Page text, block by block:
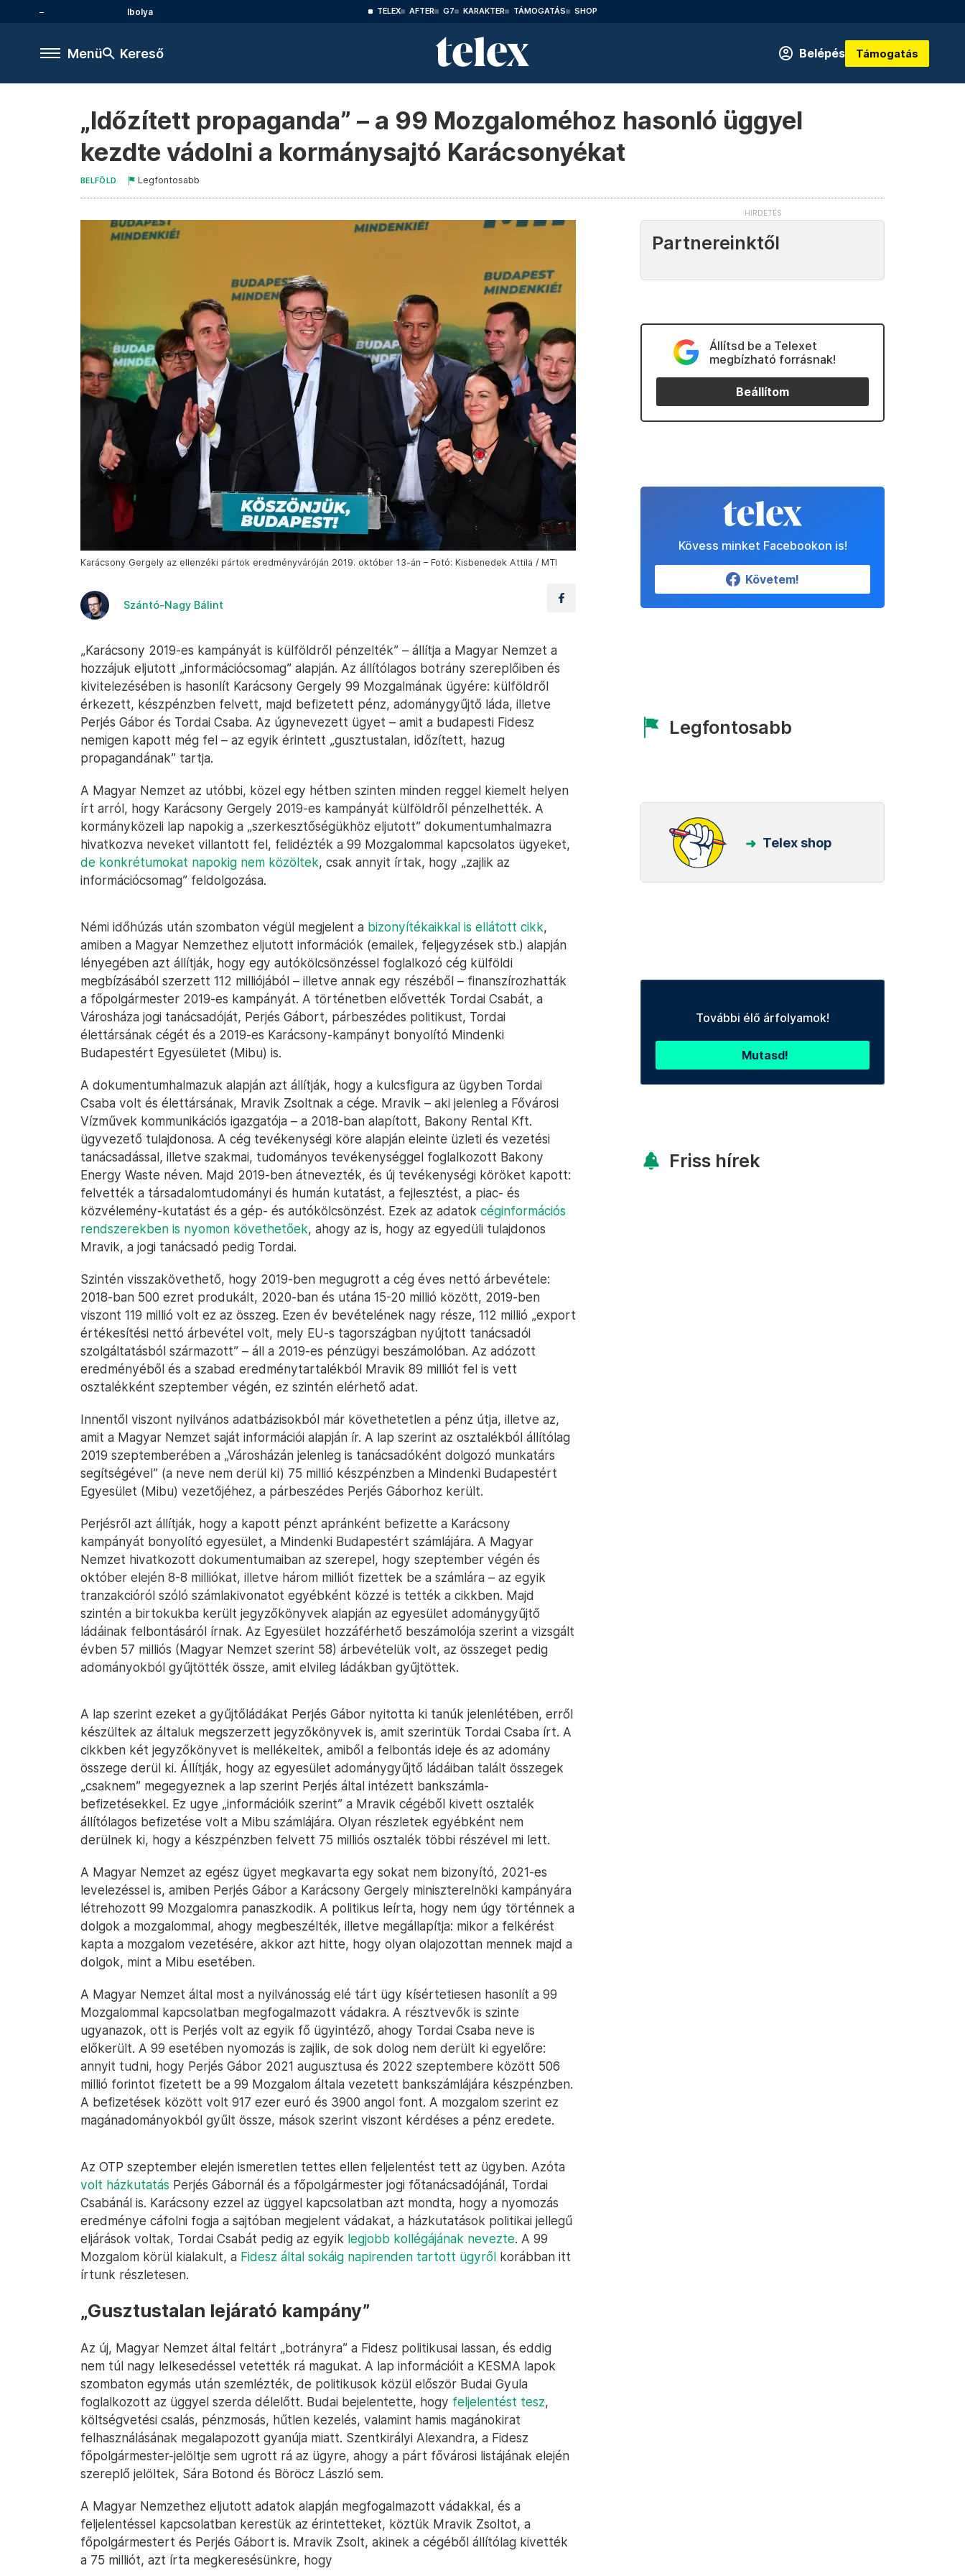
Ibolya TELEX AFTER G7 KARAKTER TÁMOGATÁS SHOP
Menü Kereső Belépés Támogatás
„Időzített propaganda” – a 99 Mozgaloméhoz hasonló üggyel
kezdte vádolni a kormánysajtó Karácsonyékat
BELFÖLD Legfontosabb
Karácsony Gergely az ellenzéki pártok eredményváróján 2019. október 13-án – Fotó: Kisbenedek Attila / MTI
Szántó-Nagy Bálint
„Karácsony 2019-es kampányát is külföldről pénzelték” – állítja a Magyar Nemzet a
hozzájuk eljutott „információcsomag” alapján. Az állítólagos botrány szereplőiben és
kivitelezésében is hasonlít Karácsony Gergely 99 Mozgalmának ügyére: külföldről
érkezett, készpénzben felvett, majd befizetett pénz, adománygyűjtő láda, illetve
Perjés Gábor és Tordai Csaba. Az úgynevezett ügyet – amit a budapesti Fidesz
nemigen kapott még fel – az egyik érintett „gusztustalan, időzített, hazug
propagandának” tartja.
A Magyar Nemzet az utóbbi, közel egy hétben szinten minden reggel kiemelt helyen
írt arról, hogy Karácsony Gergely 2019-es kampányát külföldről pénzelhették. A
kormányközeli lap napokig a „szerkesztőségükhöz eljutott” dokumentumhalmazra
hivatkozva neveket villantott fel, felidézték a 99 Mozgalommal kapcsolatos ügyeket,
de konkrétumokat napokig nem közöltek, csak annyit írtak, hogy „zajlik az
információcsomag” feldolgozása.
Némi időhúzás után szombaton végül megjelent a bizonyítékaikkal is ellátott cikk,
amiben a Magyar Nemzethez eljutott információk (emailek, feljegyzések stb.) alapján
lényegében azt állítják, hogy egy autókölcsönzéssel foglalkozó cég külföldi
megbízásából szerzett 112 milliójából – illetve annak egy részéből – finanszírozhatták
a főpolgármester 2019-es kampányát. A történetben elővették Tordai Csabát, a
Városháza jogi tanácsadóját, Perjés Gábort, párbeszédes politikust, Tordai
élettársának cégét és a 2019-es Karácsony-kampányt bonyolító Mindenki
Budapestért Egyesületet (Mibu) is.
A dokumentumhalmazuk alapján azt állítják, hogy a kulcsfigura az ügyben Tordai
Csaba volt és élettársának, Mravik Zsoltnak a cége. Mravik – aki jelenleg a Fővárosi
Vízművek kommunikációs igazgatója – a 2018-ban alapított, Bakony Rental Kft.
ügyvezető tulajdonosa. A cég tevékenységi köre alapján eleinte üzleti és vezetési
tanácsadással, illetve szakmai, tudományos tevékenységgel foglalkozott Bakony
Energy Waste néven. Majd 2019-ben átnevezték, és új tevékenységi köröket kapott:
felvették a társadalomtudományi és humán kutatást, a fejlesztést, a piac- és
közvélemény-kutatást és a gép- és autókölcsönzést. Ezek az adatok céginformációs
rendszerekben is nyomon követhetőek, ahogy az is, hogy az egyedüli tulajdonos
Mravik, a jogi tanácsadó pedig Tordai.
Szintén visszakövethető, hogy 2019-ben megugrott a cég éves nettó árbevétele:
2018-ban 500 ezret produkált, 2020-ban és utána 15-20 millió között, 2019-ben
viszont 119 millió volt ez az összeg. Ezen év bevételének nagy része, 112 millió „export
értékesítési nettó árbevétel volt, mely EU-s tagországban nyújtott tanácsadói
szolgáltatásból származott” – áll a 2019-es pénzügyi beszámolóban. Az adózott
eredményéből és a szabad eredménytartalékból Mravik 89 milliót fel is vett
osztalékként szeptember végén, ez szintén elérhető adat.
Innentől viszont nyilvános adatbázisokból már követhetetlen a pénz útja, illetve az,
amit a Magyar Nemzet saját információi alapján ír. A lap szerint az osztalékból állítólag
2019 szeptemberében a „Városházán jelenleg is tanácsadóként dolgozó munkatárs
segítségével” (a neve nem derül ki) 75 millió készpénzben a Mindenki Budapestért
Egyesület (Mibu) vezetőjéhez, a párbeszédes Perjés Gáborhoz került.
Perjésről azt állítják, hogy a kapott pénzt apránként befizette a Karácsony
kampányát bonyolító egyesület, a Mindenki Budapestért számlájára. A Magyar
Nemzet hivatkozott dokumentumaiban az szerepel, hogy szeptember végén és
október elején 8-8 milliókat, illetve három milliót fizettek be a számlára – az egyik
tranzakcióról szóló számlakivonatot egyébként közzé is tették a cikkben. Majd
szintén a birtokukba került jegyzőkönyvek alapján az egyesület adománygyűjtő
ládáinak felbontásáról írnak. Az Egyesület hozzáférhető beszámolója szerint a vizsgált
évben 57 milliós (Magyar Nemzet szerint 58) árbevételük volt, az összeget pedig
adományokból gyűjtötték össze, amit elvileg ládákban gyűjtöttek.
A lap szerint ezeket a gyűjtőládákat Perjés Gábor nyitotta ki tanúk jelenlétében, erről
készültek az általuk megszerzett jegyzőkönyvek is, amit szerintük Tordai Csaba írt. A
cikkben két jegyzőkönyvet is mellékeltek, amiből a felbontás ideje és az adomány
összege derül ki. Állítják, hogy az egyesület adománygyűjtő ládáiban talált összegek
„csaknem” megegyeznek a lap szerint Perjés által intézett bankszámla-
befizetésekkel. Ez ugye „információik szerint” a Mravik cégéből kivett osztalék
állítólagos befizetése volt a Mibu számlájára. Olyan részletek egyébként nem
derülnek ki, hogy a készpénzben felvett 75 milliós osztalék többi részével mi lett.
A Magyar Nemzet az egész ügyet megkavarta egy sokat nem bizonyító, 2021-es
levelezéssel is, amiben Perjés Gábor a Karácsony Gergely miniszterelnöki kampányára
létrehozott 99 Mozgalomra panaszkodik. A politikus leírta, hogy nem úgy történnek a
dolgok a mozgalommal, ahogy megbeszélték, illetve megállapítja: mikor a felkérést
kapta a mozgalom vezetésére, akkor azt hitte, hogy olyan olajozottan mennek majd a
dolgok, mint a Mibu esetében.
A Magyar Nemzet által most a nyilvánosság elé tárt ügy kísértetiesen hasonlít a 99
Mozgalommal kapcsolatban megfogalmazott vádakra. A résztvevők is szinte
ugyanazok, ott is Perjés volt az egyik fő ügyintéző, ahogy Tordai Csaba neve is
előkerült. A 99 esetében nyomozás is zajlik, de sok dolog nem derült ki egyelőre:
annyit tudni, hogy Perjés Gábor 2021 augusztusa és 2022 szeptembere között 506
millió forintot fizetett be a 99 Mozgalom általa vezetett bankszámlájára készpénzben.
A befizetések között volt 917 ezer euró és 3900 angol font. A mozgalom szerint ez
magánadományokból gyűlt össze, mások szerint viszont kérdéses a pénz eredete.
Az OTP szeptember elején ismeretlen tettes ellen feljelentést tett az ügyben. Azóta
volt házkutatás Perjés Gábornál és a főpolgármester jogi főtanácsadójánál, Tordai
Csabánál is. Karácsony ezzel az üggyel kapcsolatban azt mondta, hogy a nyomozás
eredménye cáfolni fogja a sajtóban megjelent vádakat, a házkutatások politikai jellegű
eljárások voltak, Tordai Csabát pedig az egyik legjobb kollégájának nevezte. A 99
Mozgalom körül kialakult, a Fidesz által sokáig napirenden tartott ügyről korábban itt
írtunk részletesen.
„Gusztustalan lejárató kampány”
Az új, Magyar Nemzet által feltárt „botrányra” a Fidesz politikusai lassan, és eddig
nem túl nagy lelkesedéssel vetették rá magukat. A lap információit a KESMA lapok
szombaton egymás után szemlézték, de politikusok közül először Budai Gyula
foglalkozott az üggyel szerda délelőtt. Budai bejelentette, hogy feljelentést tesz,
költségvetési csalás, pénzmosás, hűtlen kezelés, valamint hamis magánokirat
felhasználásának megalapozott gyanúja miatt. Szentkirályi Alexandra, a Fidesz
főpolgármester-jelöltje sem ugrott rá az ügyre, ahogy a párt fővárosi listájának elején
szereplő jelöltek, Sára Botond és Böröcz László sem.
A Magyar Nemzethez eljutott adatok alapján megfogalmazott vádakkal, és a
feljelentéssel kapcsolatban kerestük az érintetteket, köztük Mravik Zsoltot, a
főpolgármestert és Perjés Gábort is. Mravik Zsolt, akinek a cégéből állítólag kivették
a 75 milliót, azt írta megkeresésünkre, hogy
Partnereinktől
Állítsd be a Telexet
megbízható forrásnak!
Beállítom
Kövess minket Facebookon is!
Követem!
Legfontosabb
Telex shop
További élő árfolyamok!
Mutasd!
Friss hírek